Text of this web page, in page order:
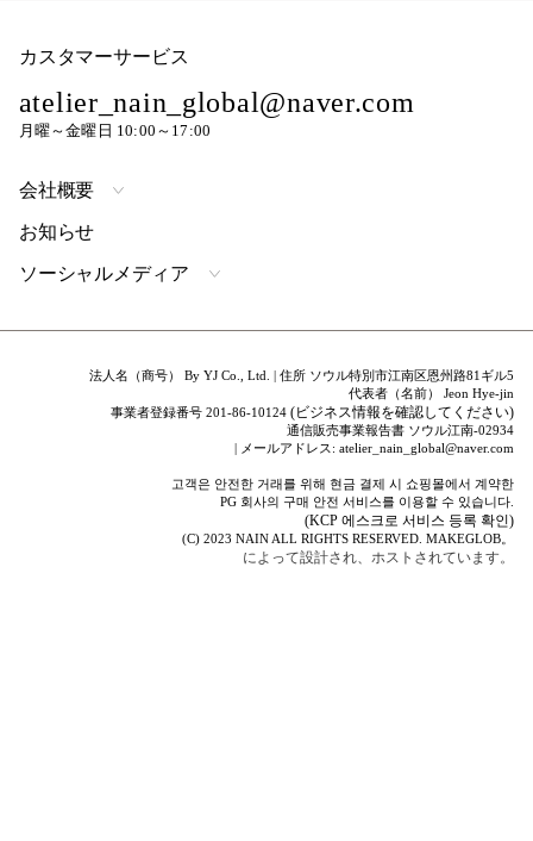
カスタマーサービス
atelier_nain_global@naver.com
月曜～金曜日 10:00～17:00
会社概要
お知らせ
ソーシャルメディア
法人名（商号） By YJ Co., Ltd. | 住所 ソウル特別市江南区恩州路81ギル5
代表者（名前） Jeon Hye-jin
事業者登録番号 201-86-10124(ビジネス情報を確認してください)
通信販売事業報告書 ソウル江南-02934
| メールアドレス: atelier_nain_global@naver.com
고객은 안전한 거래를 위해 현금 결제 시 쇼핑몰에서 계약한
PG 회사의 구매 안전 서비스를 이용할 수 있습니다.
(KCP 에스크로 서비스 등록 확인)
(C) 2023NAIN ALL RIGHTS RESERVED.MAKEGLOB。
によって設計され、ホストされています。